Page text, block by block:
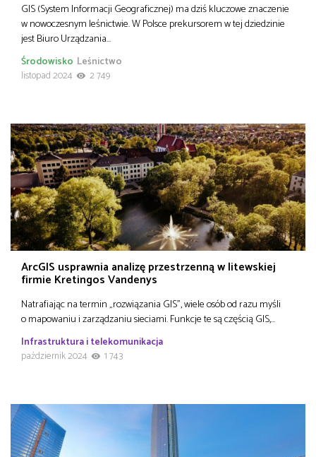
GIS (System Informacji Geograficznej) ma dziś kluczowe znaczenie
w nowoczesnym leśnictwie. W Polsce prekursorem w tej dziedzinie
jest Biuro Urządzania…
Leśnictwo
Środowisko
listopad 2024
2 749
ArcGIS usprawnia analizę przestrzenną w litewskiej
firmie Kretingos Vandenys
Natrafiając na termin „rozwiązania GIS”, wiele osób od razu myśli
o mapowaniu i zarządzaniu sieciami. Funkcje te są częścią GIS,…
Infrastruktura i telekomunikacja
październik 2024
1 743